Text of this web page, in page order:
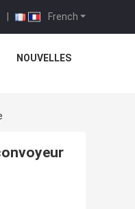
French
|
NOUVELLES